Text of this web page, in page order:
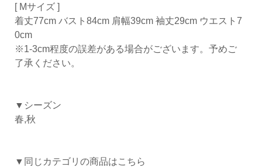
[ Mサイズ ]
着丈77cm バスト84cm 肩幅39cm 袖丈29cm ウエスト7
0cm
※1-3cm程度の誤差がある場合がございます。予めご
了承ください。
▼シーズン
春,秋
▼同じカテゴリの商品はこちら